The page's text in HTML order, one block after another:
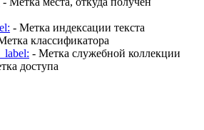
- Метка индексации текста
классификатора
- Метка служебной коллекции
доступа